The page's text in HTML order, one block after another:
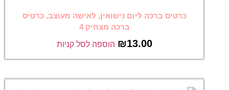
כרטיס ברכה ליום נישואין, לאישה מעוצב, כרטיס
ברכה מצחיק 4
₪13.00 הוספה לסל קניות